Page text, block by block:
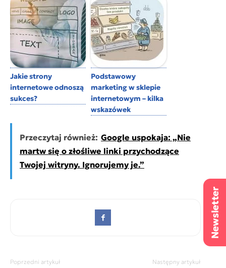
Jakie strony
internetowe odnoszą
sukces?
Podstawowy
marketing w sklepie
internetowym – kilka
wskazówek
Przeczytaj również: Google uspokaja: „Nie
martw się o złośliwe linki przychodzące
Twojej witryny. Ignorujemy je.”
Poprzedni artykuł Następny artykuł